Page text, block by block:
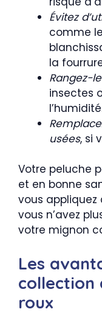
Évitez
comme
la
Rangez-
insectes
usées, si
Votre peluche
et en bonne
vous appliquez
vous n’avez
votre mignon
Les
collection
roux